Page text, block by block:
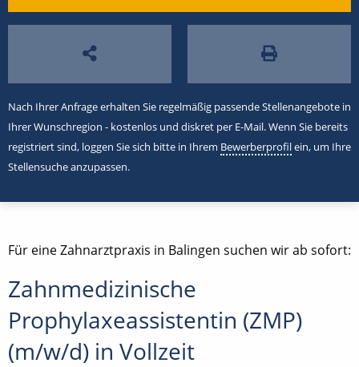
Nach Ihrer Anfrage erhalten Sie regelmäßig passende Stellenangebote in
Ihrer Wunschregion - kostenlos und diskret per E-Mail. Wenn Sie bereits
registriert sind, loggen Sie sich bitte in Ihrem Bewerberprofilein, um Ihre
Stellensuche anzupassen.
Für eine Zahnarztpraxis in Balingen suchen wir ab sofort:
Zahnmedizinische
Prophylaxeassistentin (ZMP)
(m/w/d) in Vollzeit